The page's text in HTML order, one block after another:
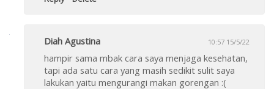
Diah Agustina 10:57 15/5/22
hampir sama mbak cara saya menjaga kesehatan,
tapi ada satu cara yang masih sedikit sulit saya
lakukan yaitu mengurangi makan gorengan :(